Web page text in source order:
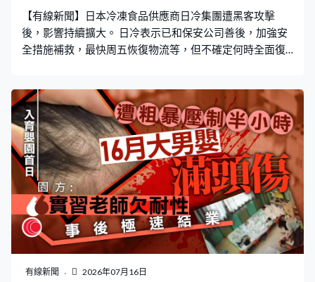
【有線新聞】日本冷凍食品供應商日冷集團遭黑客攻擊
後，影響持續擴大。 日冷表示已和保安公司善後，加強安
全措施補救，最快周五恢復物流等，但不確定何時全面復
前會留意恢復進度，並考慮從其他倉庫補貨。
有線新聞 2026年07月16日